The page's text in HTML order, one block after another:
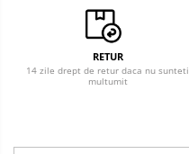
RETUR
14 zile drept de retur daca nu sunteti
multumit